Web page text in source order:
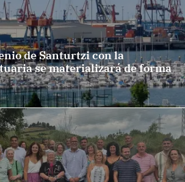
de Santurtzi con la
se materializará de forma